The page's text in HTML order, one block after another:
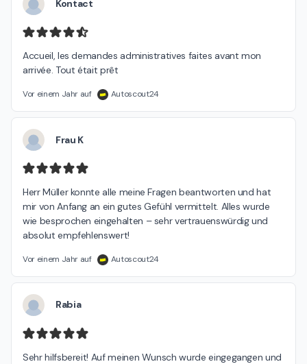
Kontact
Accueil, les demandes administratives faites avant mon
arrivée. Tout était prêt
Vor einem Jahr auf Autoscout24
Frau K
Herr Müller konnte alle meine Fragen beantworten und hat
mir von Anfang an ein gutes Gefühl vermittelt. Alles wurde
wie besprochen eingehalten – sehr vertrauenswürdig und
absolut empfehlenswert!
Vor einem Jahr auf Autoscout24
Rabia
Sehr hilfsbereit! Auf meinen Wunsch wurde eingegangen und